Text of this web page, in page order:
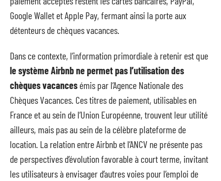
Google Wallet et Apple Pay, fermant ainsi la porte aux
détenteurs de chèques vacances.
Dans ce contexte, l’information primordiale à retenir est que
le système Airbnb ne permet pas l’utilisation des
chèques vacances émis par l’Agence Nationale des
Chèques Vacances. Ces titres de paiement, utilisables en
France et au sein de l’Union Européenne, trouvent leur utilité
ailleurs, mais pas au sein de la célèbre plateforme de
location. La relation entre Airbnb et l’ANCV ne présente pas
de perspectives d’évolution favorable à court terme, invitant
les utilisateurs à envisager d’autres voies pour l’emploi de